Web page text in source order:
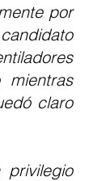
por
claro